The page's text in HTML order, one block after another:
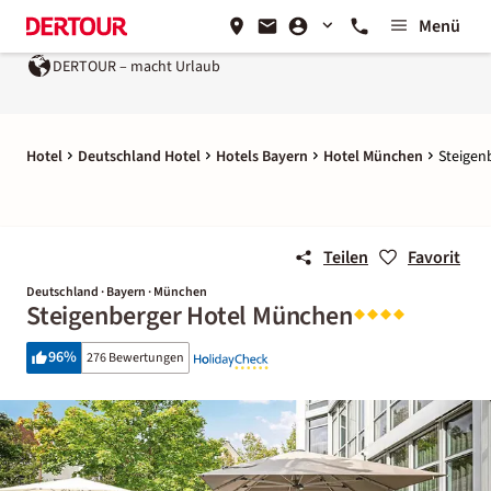
Menü
DERTOUR – macht Urlaub
Hotel Deutschland Hotel Hotels Bayern Hotel München
Teilen Favorit
Deutschland · Bayern · München
Steigenberger Hotel München
96% 276 Bewertungen